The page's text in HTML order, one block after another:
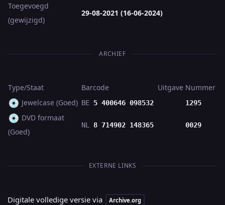
Toegevoegd
(gewijzigd)
29-08-2021 (16-06-2024)
ARCHIEF
Type/Staat Barcode Uitgave Nummer
💿 Jewelcase (Goed) BE 5 400646 098532 1295
💿 DVD formaat
(Goed)
NL 8 714902 148365 0029
EXTERNE LINKS
Digitale volledige versie via Archive.org